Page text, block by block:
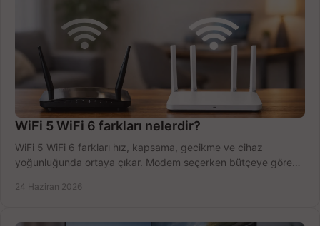
WiFi 5 WiFi 6 farkları nelerdir?
WiFi 5 WiFi 6 farkları hız, kapsama, gecikme ve cihaz
yoğunluğunda ortaya çıkar. Modem seçerken bütçeye göre
24 Haziran 2026